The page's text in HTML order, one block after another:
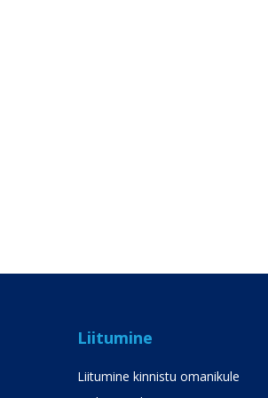
Liitumine
Liitumine kinnistu omanikule